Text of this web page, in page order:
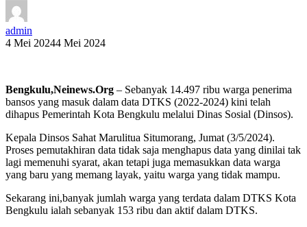
admin
4 Mei 20244 Mei 2024
Bengkulu,Neinews.Org – Sebanyak 14.497 ribu warga penerima
bansos yang masuk dalam data DTKS (2022-2024) kini telah
dihapus Pemerintah Kota Bengkulu melalui Dinas Sosial (Dinsos).
Kepala Dinsos Sahat Marulitua Situmorang, Jumat (3/5/2024).
Proses pemutakhiran data tidak saja menghapus data yang dinilai tak
lagi memenuhi syarat, akan tetapi juga memasukkan data warga
yang baru yang memang layak, yaitu warga yang tidak mampu.
Sekarang ini,banyak jumlah warga yang terdata dalam DTKS Kota
Bengkulu ialah sebanyak 153 ribu dan aktif dalam DTKS.